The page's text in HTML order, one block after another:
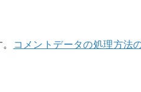
コメントデータの処理方法